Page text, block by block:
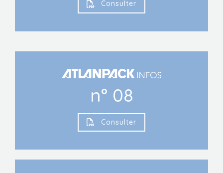
Consulter
n° 08
Consulter